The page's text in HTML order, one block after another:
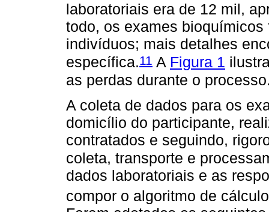
laboratoriais era de 12 mil,
todo, os exames
indivíduos; mais detalhes
específica.11 A Figura 1
as perdas durante o
A coleta de dados para os
domicílio do participante,
contratados e seguindo,
coleta, transporte e
dados laboratoriais e as
compor o algoritmo de